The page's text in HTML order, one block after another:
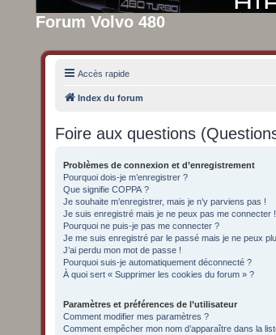
Forum Volvo 480
Accès rapide
Index du forum
Foire aux questions
Problèmes de connexion et d’enregistrement
Pourquoi dois-je m’enregistrer ?
Que signifie COPPA ?
Je souhaite m’enregistrer, mais je n’y parviens pas !
Je suis enregistré mais je ne peux pas me connecter !
Pourquoi ne puis-je pas me connecter ?
Je me suis enregistré par le passé mais je ne peux
J’ai perdu mon mot de passe !
Pourquoi suis-je automatiquement déconnecté ?
À quoi sert « Supprimer les cookies du forum » ?
Paramètres et préférences de l’utilisateur
Comment modifier mes paramètres ?
Comment empêcher mon nom d’apparaître dans la